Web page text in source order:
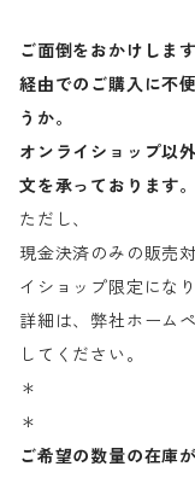
ご面倒をおかけしま
経由でのご購入に不
うか。
オンライショップ以
文を承っております。
ただし、
現金決済のみの販売
イショップ限定になり
詳細は、弊社ホーム
してください。
＊
＊
ご希望の数量の在庫